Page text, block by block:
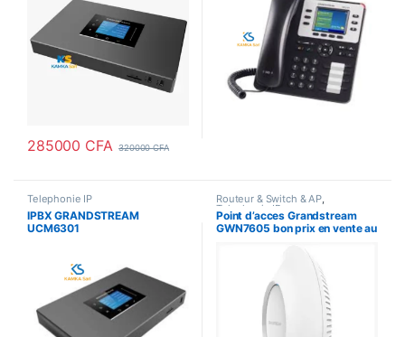
285000 CFA 320000CFA
Telephonie IP
IPBX GRANDSTREAM
UCM6301
Routeur & Switch & AP,
Telephonie IP
Point d’acces Grandstream
GWN7605 bon prix en vente au